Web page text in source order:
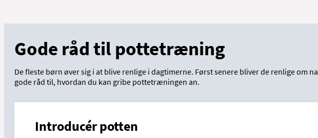
Gode råd til pottetræning
De fleste børn øver sig i at blive renlige i dagtimerne. Først senere bliver de renlige om
gode råd til, hvordan du kan gribe pottetræningen an.
Introducér potten